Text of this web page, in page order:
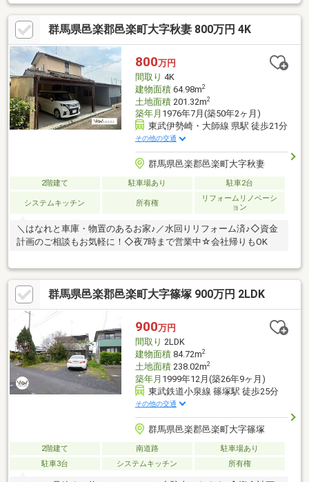
群馬県邑楽郡邑楽町大字秋妻 800万円 4K
800万円
間取り 4K
建物面積64.98m2
土地面積201.32m2
築年月 1976年7月(築50年2ヶ月)
東武伊勢崎・大師線 県駅 徒歩21分
その他の交通
群馬県邑楽郡邑楽町大字秋妻
2階建て 駐車場あり 駐車2台
システムキッチン 所有権
リフォームリノベーシ
ョン
＼はなれと車庫・物置のあるお家♪／水回りリフォーム済♪◇資金
計画のご相談もお気軽に！◇夜7時まで営業中☆会社帰りもOK
群馬県邑楽郡邑楽町大字篠塚 900万円 2LDK
900万円
間取り 2LDK
建物面積84.72m2
土地面積238.02m2
築年月 1999年12月(築26年9ヶ月)
東武鉄道小泉線 篠塚駅 徒歩25分
その他の交通
群馬県邑楽郡邑楽町大字篠塚
2階建て 南道路
駐車場あり
駐車3台
システムキッチン 所有権